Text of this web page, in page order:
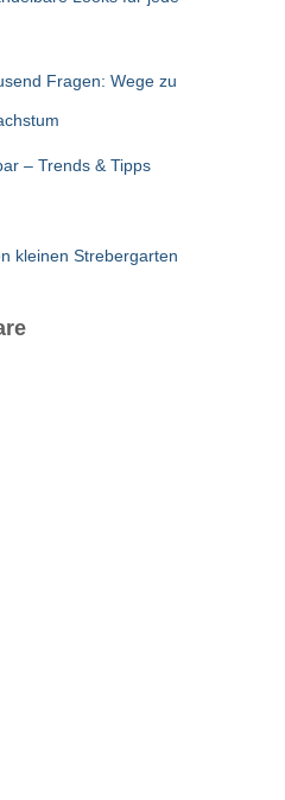
Fragen: Wege zu
– Trends & Tipps
kleinen Strebergarten